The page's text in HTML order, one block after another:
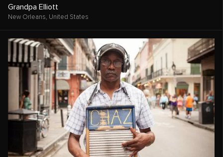
Grandpa Elliott
New Orleans, United States